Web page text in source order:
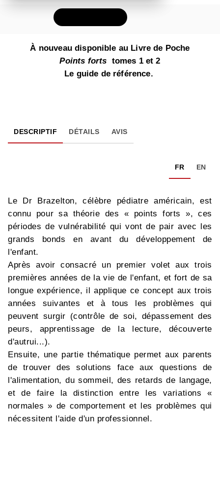
À nouveau disponible au Livre de Poche
Points forts tomes 1 et 2
Le guide de référence.
DESCRIPTIF DÉTAILS AVIS
FR EN
Le Dr Brazelton, célèbre pédiatre américain, est
connu pour sa théorie des « points forts », ces
périodes de vulnérabilité qui vont de pair avec les
grands bonds en avant du développement de
l'enfant.
Après avoir consacré un premier volet aux trois
premières années de la vie de l'enfant, et fort de sa
longue expérience, il applique ce concept aux trois
années suivantes et à tous les problèmes qui
peuvent surgir (contrôle de soi, dépassement des
peurs, apprentissage de la lecture, découverte
d'autrui...).
Ensuite, une partie thématique permet aux parents
de trouver des solutions face aux questions de
l'alimentation, du sommeil, des retards de langage,
et de faire la distinction entre les variations «
normales » de comportement et les problèmes qui
nécessitent l'aide d'un professionnel.